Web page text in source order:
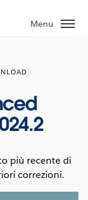
Menu
più recente di
correzioni.